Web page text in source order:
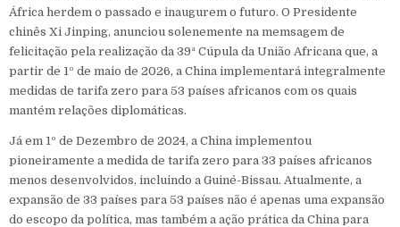
África herdem o passado e inaugurem o futuro. O Presidente
chinês Xi Jinping, anunciou solenemente na memsagem de
felicitação pela realização da 39ª Cúpula da União Africana que, a
partir de 1º de maio de 2026, a China implementará integralmente
medidas de tarifa zero para 53 países africanos com os quais
mantém relações diplomáticas.
Já em 1º de Dezembro de 2024, a China implementou
pioneiramente a medida de tarifa zero para 33 países africanos
menos desenvolvidos, incluindo a Guiné-Bissau. Atualmente, a
expansão de 33 países para 53 países não é apenas uma expansão
do escopo da política, mas também a ação prática da China para